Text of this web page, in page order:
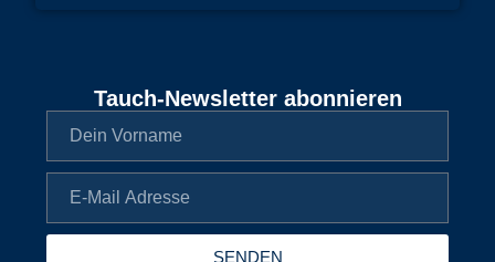
Tauch-Newsletter abonnieren
SENDEN